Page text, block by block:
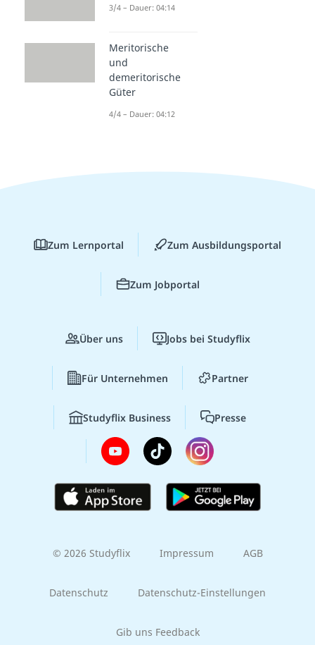
3/4 – Dauer: 04:14
Meritorische
und
demeritorische
Güter
4/4 – Dauer: 04:12
Zum Lernportal Zum Ausbildungsportal
Zum Jobportal
Über uns Jobs bei Studyflix
Für Unternehmen Partner
Studyflix Business Presse
© 2026 Studyflix Impressum AGB
Datenschutz Datenschutz-Einstellungen
Gib uns Feedback